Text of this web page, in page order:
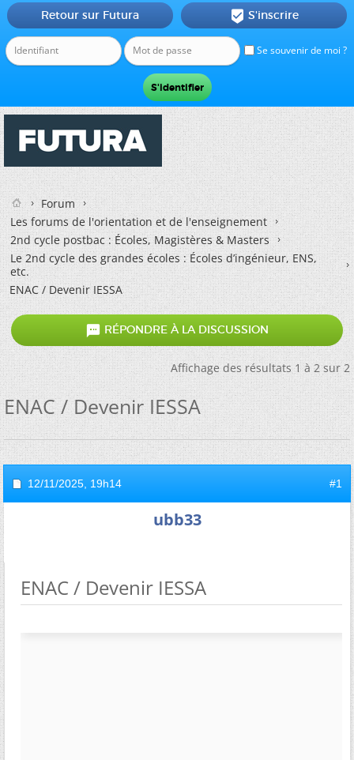
Se souvenir de moi ?
Retour sur Futura  S'inscrire
Forum
Les forums de l'orientation et de l'enseignement
2nd cycle postbac : Écoles, Magistères & Masters
Le 2nd cycle des grandes écoles : Écoles d’ingénieur, ENS,
etc.
ENAC / Devenir IESSA
 RÉPONDRE À LA DISCUSSION
Affichage des résultats 1 à 2 sur 2
ENAC / Devenir IESSA
12/11/2025, 19h14 #1
ubb33
ENAC / Devenir IESSA